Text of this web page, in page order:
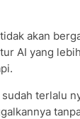
akan
AI yang
terlalu